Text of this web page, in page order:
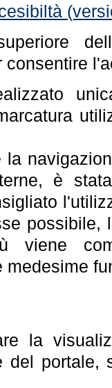
consentire
la
è
possibile,
viene
medesime
la
del portale,